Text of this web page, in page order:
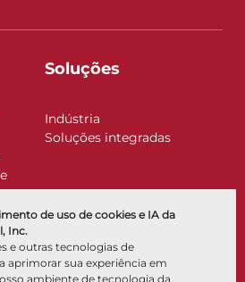
de uso de cookies e IA da
Inc.
e outras tecnologias de
aprimorar sua experiência em
ambiente de tecnologia da
Soluções
Indústria
Soluções integradas
Recursos